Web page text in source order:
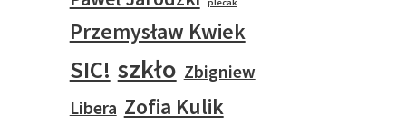
Przemysław Kwiek
SIC! szkło Zbigniew
Libera Zofia Kulik